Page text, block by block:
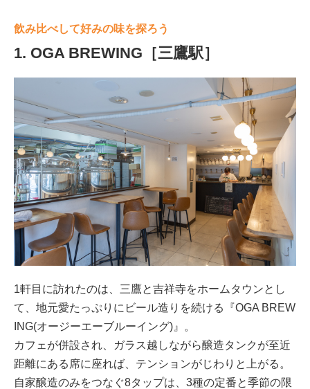
飲み比べして好みの味を探ろう
1. OGA BREWING［三鷹駅］
1軒目に訪れたのは、三鷹と吉祥寺をホームタウンとし
て、地元愛たっぷりにビール造りを続ける『OGA BREW
ING(オージーエーブルーイング)』。
カフェが併設され、ガラス越しながら醸造タンクが至近
距離にある席に座れば、テンションがじわりと上がる。
自家醸造のみをつなぐ8タップは、3種の定番と季節の限